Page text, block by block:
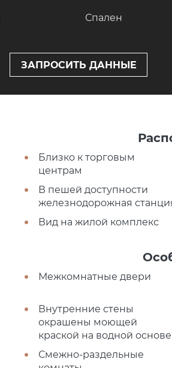
Спален
ЗАПРОСИТЬ ДАННЫЕ
Близко к торговым
центрам
В пешей доступности
железнодорожная
Вид на жилой комплекс
Межкомнатные двери
Внутренние стены
окрашены моющей
краской на водной основе
Смежно-раздельные